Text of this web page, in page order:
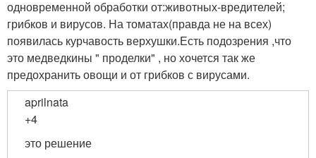
одновременной обработки от:животных-вредителей;
грибков и вирусов. На томатах(правда не на всех)
появилась курчавость верхушки.Есть подозрения ,что
это медведкины " проделки" , но хочется так же
предохранить овощи и от грибков с вирусами.
aprilnata
+4
это решение